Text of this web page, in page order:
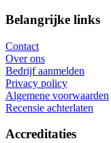
Belangrijke links
Contact
Over ons
Bedrijf aanmelden
Privacy policy
Algemene voorwaarden
Recensie achterlaten
Accreditaties